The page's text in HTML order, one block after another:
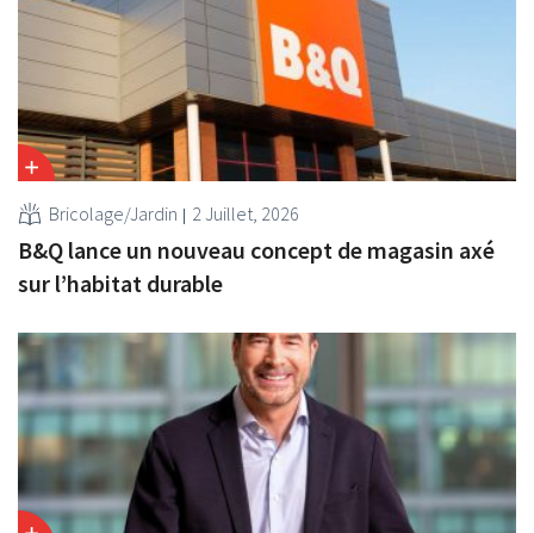
Bricolage/Jardin 2 Juillet, 2026
B&Q lance un nouveau concept de magasin axé
sur l’habitat durable